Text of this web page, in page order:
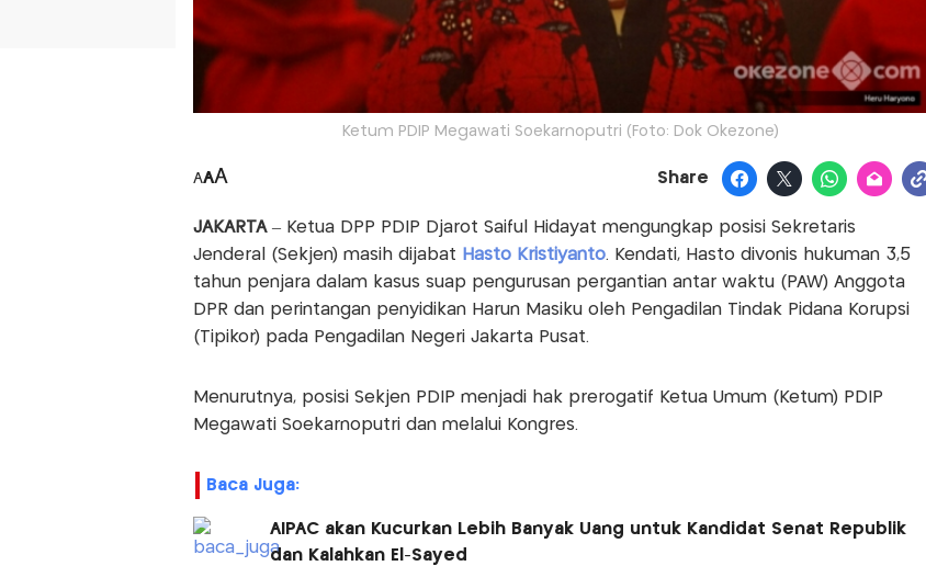
Ketum PDIP Megawati Soekarnoputri (Foto: Dok Okezone)
AAA Share
JAKARTA – Ketua DPP PDIP Djarot Saiful Hidayat mengungkap posisi Sekretaris
Jenderal (Sekjen) masih dijabat Hasto Kristiyanto. Kendati, Hasto divonis hukuman 3,5
tahun penjara dalam kasus suap pengurusan pergantian antar waktu (PAW) Anggota
DPR dan perintangan penyidikan Harun Masiku oleh Pengadilan Tindak Pidana Korupsi
(Tipikor) pada Pengadilan Negeri Jakarta Pusat.
Menurutnya, posisi Sekjen PDIP menjadi hak prerogatif Ketua Umum (Ketum) PDIP
Megawati Soekarnoputri dan melalui Kongres.
Baca Juga:
AIPAC akan Kucurkan Lebih Banyak Uang untuk Kandidat Senat Republik
dan Kalahkan El-Sayed